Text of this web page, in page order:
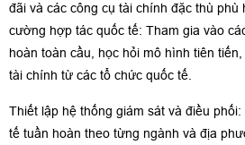
đãi và các công cụ tài chính đặc thù phù
cường hợp tác quốc tế: Tham gia vào
hoàn toàn cầu, học hỏi mô hình tiên
tài chính từ các tổ chức quốc tế.
Thiết lập hệ thống giám sát và điều
tế tuần hoàn theo từng ngành và địa